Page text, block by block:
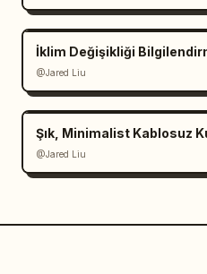
İklim Değişikliği
@Jared Liu
Şık, Minimalist Kablosuz
@Jared Liu